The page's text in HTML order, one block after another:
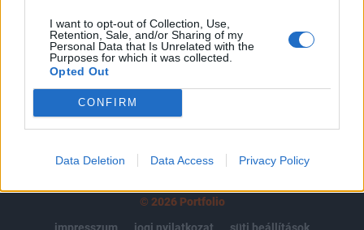
I want to opt-out of Collection, Use,
Retention, Sale, and/or Sharing of my
Personal Data that Is Unrelated with the
Purposes for which it was collected.
Opted Out
CONFIRM
Data Deletion Data Access Privacy Policy
MÁR ELŐFIZETŐNK VAGY?
© 2026 Portfolio
impresszum
jogi nyilatkozat süti beállítások